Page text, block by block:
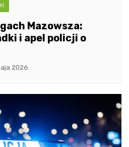
Mazowsza:
i apel policji o
2026